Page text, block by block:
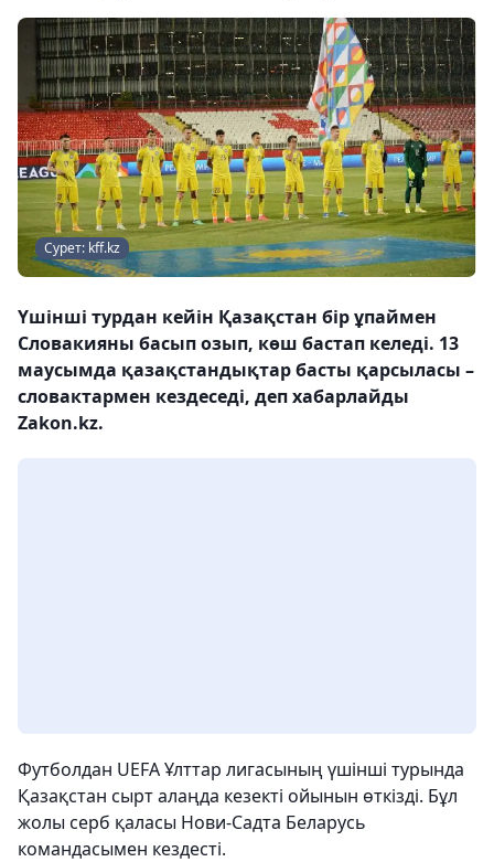
Сурет: kff.kz
Үшінші турдан кейін Қазақстан бір ұпаймен
Словакияны басып озып, көш бастап келеді. 13
маусымда қазақстандықтар басты қарсыласы –
словактармен кездеседі, деп хабарлайды
Zakon.kz.
Футболдан UEFA Ұлттар лигасының үшінші турында
Қазақстан сырт алаңда кезекті ойынын өткізді. Бұл
жолы серб қаласы Нови-Садта Беларусь
командасымен кездесті.